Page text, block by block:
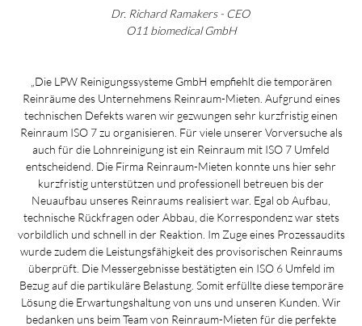
Dr. Richard Ramakers - CEO
O11 biomedical GmbH
„Die LPW Reinigungssysteme GmbH empfiehlt die temporären
Reinräume des Unternehmens Reinraum-Mieten. Aufgrund eines
technischen Defekts waren wir gezwungen sehr kurzfristig einen
Reinraum ISO 7 zu organisieren. Für viele unserer Vorversuche als
auch für die Lohnreinigung ist ein Reinraum mit ISO 7 Umfeld
entscheidend. Die Firma Reinraum-Mieten konnte uns hier sehr
kurzfristig unterstützen und professionell betreuen bis der
Neuaufbau unseres Reinraums realisiert war. Egal ob Aufbau,
technische Rückfragen oder Abbau, die Korrespondenz war stets
vorbildlich und schnell in der Reaktion. Im Zuge eines Prozessaudits
wurde zudem die Leistungsfähigkeit des provisorischen Reinraums
überprüft. Die Messergebnisse bestätigten ein ISO 6 Umfeld im
Bezug auf die partikuläre Belastung. Somit erfüllte diese temporäre
Lösung die Erwartungshaltung von uns und unseren Kunden. Wir
bedanken uns beim Team von Reinraum-Mieten für die perfekte